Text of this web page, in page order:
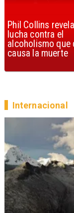
U2 lanza nuevo
con estribillo en
Streets of
Internacional